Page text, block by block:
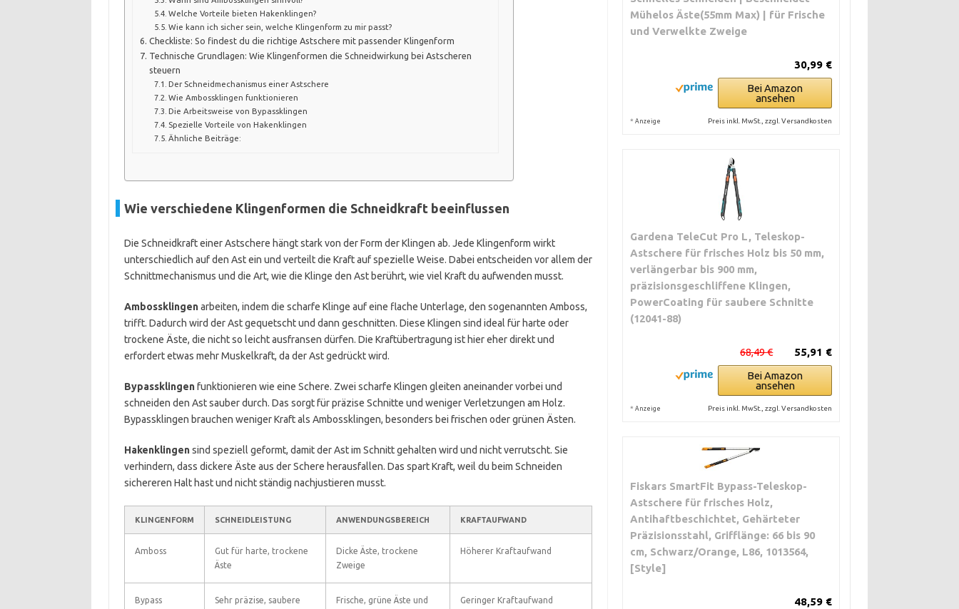
Welche Vorteile bieten Hakenklingen?
Wie kann ich sicher sein, welche Klingenform zu mir passt?
Checkliste: So findest du die richtige Astschere mit passender Klingenform
Technische Grundlagen: Wie Klingenformen die Schneidwirkung bei Astscheren
steuern
Der Schneidmechanismus einer Astschere
Wie Ambossklingen funktionieren
Die Arbeitsweise von Bypassklingen
Spezielle Vorteile von Hakenklingen
Ähnliche Beiträge:
Wie verschiedene Klingenformen die Schneidkraft beeinflussen
Die Schneidkraft einer Astschere hängt stark von der Form der Klingen ab. Jede Klingenform wirkt
unterschiedlich auf den Ast ein und verteilt die Kraft auf spezielle Weise. Dabei entscheiden vor allem der
Schnittmechanismus und die Art, wie die Klinge den Ast berührt, wie viel Kraft du aufwenden musst.
Ambossklingenarbeiten, indem die scharfe Klinge auf eine flache Unterlage, den sogenannten Amboss,
trifft. Dadurch wird der Ast gequetscht und dann geschnitten. Diese Klingen sind ideal für harte oder
trockene Äste, die nicht so leicht ausfransen dürfen. Die Kraftübertragung ist hier eher direkt und
erfordert etwas mehr Muskelkraft, da der Ast gedrückt wird.
Bypassklingenfunktionieren wie eine Schere. Zwei scharfe Klingen gleiten aneinander vorbei und
schneiden den Ast sauber durch. Das sorgt für präzise Schnitte und weniger Verletzungen am Holz.
Bypassklingen brauchen weniger Kraft als Ambossklingen, besonders bei frischen oder grünen Ästen.
Hakenklingensind speziell geformt, damit der Ast im Schnitt gehalten wird und nicht verrutscht. Sie
verhindern, dass dickere Äste aus der Schere herausfallen. Das spart Kraft, weil du beim Schneiden
sichereren Halt hast und nicht ständig nachjustieren musst.
KLINGENFORM SCHNEIDLEISTUNG ANWENDUNGSBEREICH KRAFTAUFWAND
Amboss
Gut für harte, trockene
Äste
Dicke Äste, trockene
Zweige
Höherer Kraftaufwand
Bypass
Sehr präzise, saubere
Frische, grüne Äste und
Geringer Kraftaufwand
Mühelos Äste(55mm Max) | für Frische
und Verwelkte Zweige
30,99 €
Bei Amazon
ansehen
* Anzeige Preis inkl. MwSt., zzgl. Versandkosten
Gardena TeleCut Pro L, Teleskop-
Astschere für frisches Holz bis 50 mm,
verlängerbar bis 900 mm,
präzisionsgeschliffene Klingen,
PowerCoating für saubere Schnitte
(12041-88)
55,91 €
68,49 €
Bei Amazon
ansehen
* Anzeige Preis inkl. MwSt., zzgl. Versandkosten
Fiskars SmartFit Bypass-Teleskop-
Astschere für frisches Holz,
Antihaftbeschichtet, Gehärteter
Präzisionsstahl, Grifflänge: 66 bis 90
cm, Schwarz/Orange, L86, 1013564,
[Style]
48,59 €